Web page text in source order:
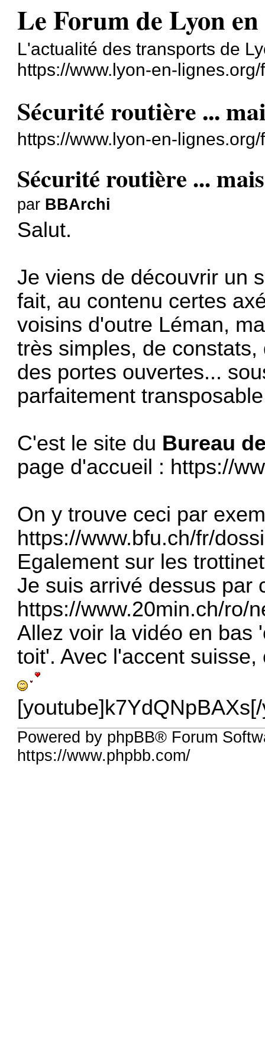
Le Forum de Lyon
L'actualité des transports de
https://www.lyon-en-
Sécurité routière ...
https://www.lyon-en-
Sécurité routière ...
par BBArchi
Salut.
Je viens de découvrir un
fait, au contenu certes
voisins d'outre Léman,
très simples, de
des portes ouvertes...
parfaitement
C'est le site du Bureau
page d'accueil : https://
On y trouve ceci par
https://www.bfu.ch/fr/
Egalement sur les
Je suis arrivé dessus par
https://www.20min.ch/ro/
Allez voir la vidéo en bas
toit'. Avec l'accent
Powered by phpBB® Forum
https://www.phpbb.com/